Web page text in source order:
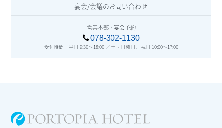
宴会/会議のお問い合わせ
営業本部・宴会予約
078-302-1130
受付時間 平日 9:30～18:00 ／ 土・日曜日、祝日 10:00～17:00